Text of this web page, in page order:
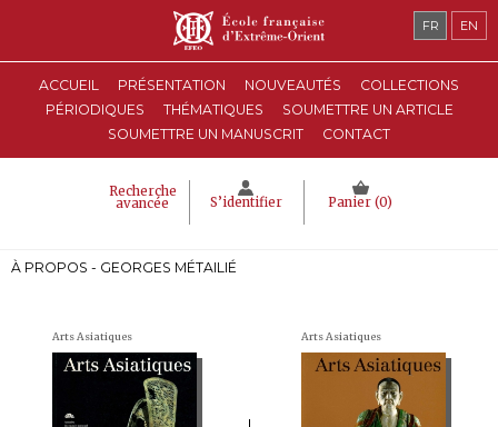
ACCUEIL PRÉSENTATION NOUVEAUTÉS
COLLECTIONS
PÉRIODIQUES
THÉMATIQUES
SOUMETTRE UN ARTICLE
SOUMETTRE UN MANUSCRIT
CONTACT
Recherche
avancée S’identifier Panier (0)
FR EN
À PROPOS - GEORGES MÉTAILIÉ
Arts Asiatiques Arts Asiatiques